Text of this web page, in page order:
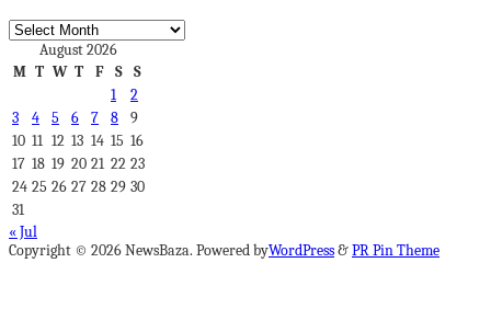
Archives
August 2026
M T W T F S
S
1
2
3
4 5 6 7 8
9
10 11 12 13 14 15 16
17 18 19 20 21 22 23
24 25 26 27 28 29 30
31
« Jul
Copyright © 2026 NewsBaza. Powered byWordPress&PR Pin Theme